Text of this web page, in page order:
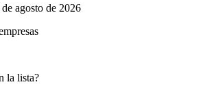
agosto de 2026
la lista?